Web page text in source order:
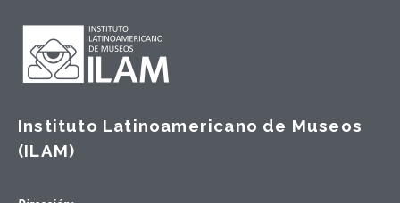
Instituto Latinoamericano de Museos
(ILAM)